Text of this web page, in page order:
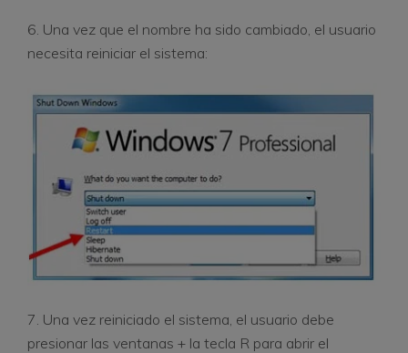
6. Una vez que el nombre ha sido cambiado, el usuario
necesita reiniciar el sistema:
7. Una vez reiniciado el sistema, el usuario debe
presionar las ventanas + la tecla R para abrir el